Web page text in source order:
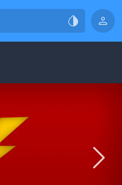
 
